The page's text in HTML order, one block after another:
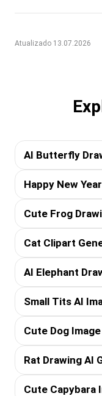
Atualizado 13.07.2026
AI Butterfly
Happy New
Cute Frog
Cat Clipart
AI Elephant
Small Tits AI
Cute Dog
Rat Drawing AI
Cute Capybara